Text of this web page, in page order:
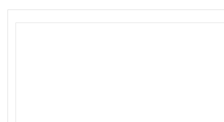
Аккумуляторы, зарядные устройства
Щётки, щёточные узлы